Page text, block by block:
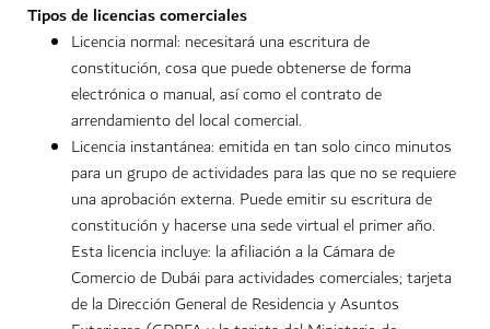
Tipos de licencias comerciales
Licencia normal: necesitará una escritura de
constitución, cosa que puede obtenerse de forma
electrónica o manual, así como el contrato de
arrendamiento del local comercial.
Licencia instantánea: emitida en tan solo cinco minutos
para un grupo de actividades para las que no se requiere
una aprobación externa. Puede emitir su escritura de
constitución y hacerse una sede virtual el primer año.
Esta licencia incluye: la afiliación a la Cámara de
Comercio de Dubái para actividades comerciales; tarjeta
de la Dirección General de Residencia y Asuntos